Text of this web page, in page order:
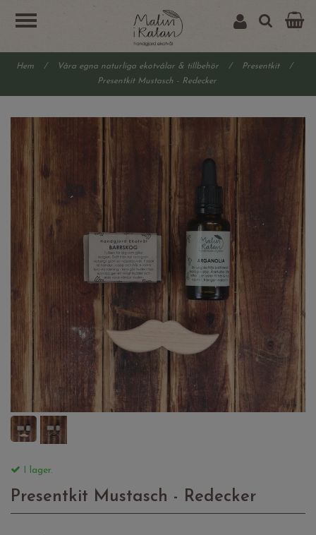
Hem / Våra egna naturliga ekotvålar & tillbehör / Presentkit
/
Presentkit Mustasch - Redecker
I lager.
Presentkit Mustasch - Redecker